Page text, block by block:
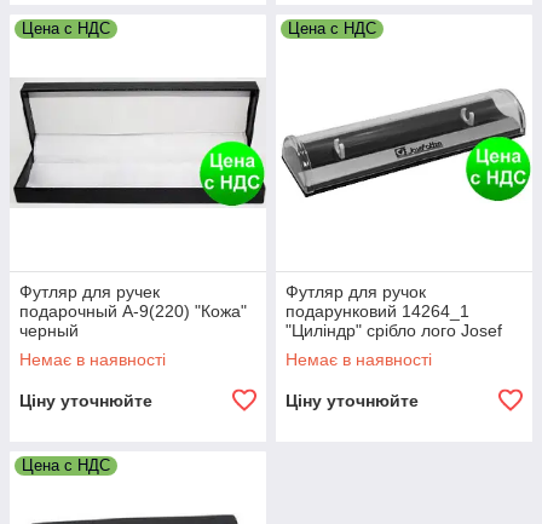
Цена с НДС
Футляр для ручек
подарочный A-9(220) "Кожа"
черный
Немає в наявності
Ціну уточнюйте
Цена с НДС
Футляр для ручок
подарунковий 14264_1
"Циліндр" срібло лого Josef
Otten
Немає в наявності
Ціну уточнюйте
Цена с НДС